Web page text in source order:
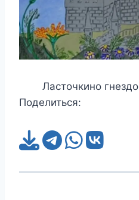
Ласточкино
Поделиться: